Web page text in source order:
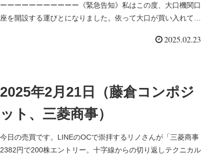
ーーーーーーーーーーー《緊急告知》私はこの度、大口機関口
座を開設する運びとになりました。依って大口が買い入れてい
2025.02.23
2025年2月21日（藤倉コンポジ
ット、三菱商事）
今日の売買です。LINEのOCで崇拝するリノさんが「三菱商事
2382円で200株エントリー。十字線からの切り返しテクニカル